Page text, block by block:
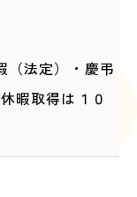
（法定）・慶弔
暇取得は１０